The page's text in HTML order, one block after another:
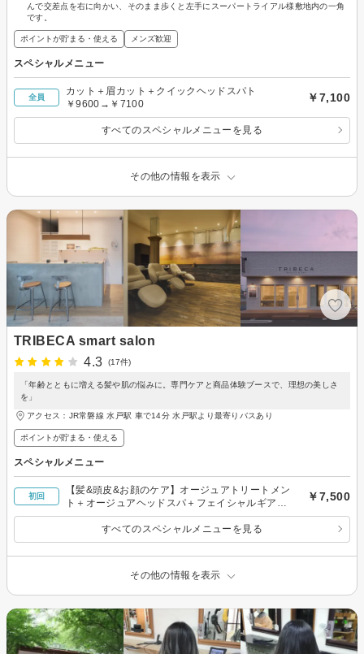
んで交差点を右に向かい、そのまま歩くと左手にスーパートライアル様敷地内の一角
です。
ポイントが貯まる・使える メンズ歓迎
スペシャルメニュー
全員
カット＋眉カット＋クイックヘッドスパト
￥9600→￥7100
￥7,100
すべてのスペシャルメニューを見る
その他の情報を表示
TRIBECA smart salon
4.3
(17件)
「年齢とともに増える髪や肌の悩みに。専門ケアと商品体験ブースで、理想の美しさ
を」
アクセス：JR常磐線 水戸駅 車で14分 水戸駅より最寄りバスあり
ポイントが貯まる・使える
スペシャルメニュー
初回
【髪&頭皮&お顔のケア】オージュアトリートメン
ト＋オージュアヘッドスパ＋フェイシャルギアス
パ
￥7,500
すべてのスペシャルメニューを見る
その他の情報を表示